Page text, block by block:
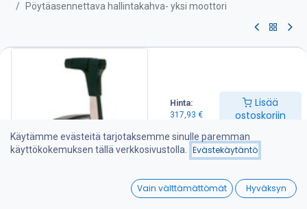
Hinta:
317,93 €
Lisää
ostoskoriin
Wishlist
Pöytäasennettava hallintakahva- yksi moottori
Pöytäasennettava
hallintakahva- yksi moottori
Hallintalaite, pöytäasennusmalli
– 2-toiminen hallintalaite
– hallitset yhdellä kahvalla sekä kytkintä että kierroslukua
– sopiva 33C sarjan kaapeleille
Käytämme evästeitä tarjotaksemme sinulle paremman
käyttökokemuksen tällä verkkosivustolla.
Evästekäytäntö
Vain välttämättömät Hyväksyn